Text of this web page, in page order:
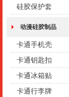
硅胶保护套
动漫硅胶制品
卡通手机壳
卡通钥匙扣
卡通冰箱贴
卡通行李牌